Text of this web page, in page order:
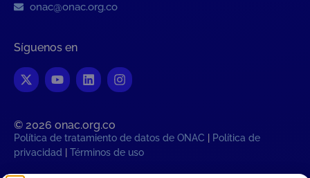
onac@onac.org.co
Síguenos en
© 2026 onac.org.co​
Política de tratamiento de datos de ONAC
Política de
privacidad
Términos de uso